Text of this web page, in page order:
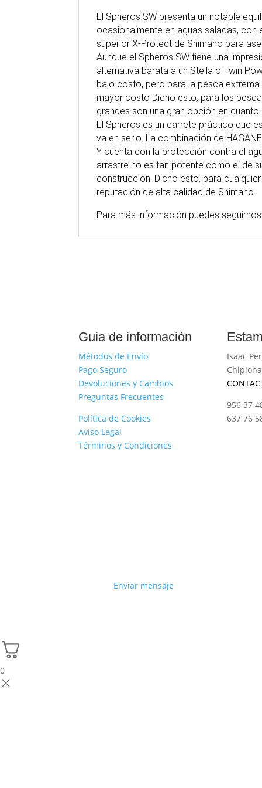
El Spheros SW presenta un notable
ocasionalmente en aguas saladas, con
superior X-Protect de Shimano para
Aunque el Spheros SW tiene una
alternativa barata a un Stella o Twin
bajo costo, pero para la pesca extrema
mayor costo Dicho esto, para los
grandes son una gran opción en
El Spheros es un carrete práctico que
va en serio. La combinación de
Y cuenta con la protección contra el
arrastre no es tan potente como el de
construcción. Dicho esto, para
reputación de alta calidad de Shimano.
Para más información puedes
Guia de información
Métodos de Envío
Pago Seguro
Devoluciones y Cambios
Preguntas Frecuentes
Política de Cookies
Aviso Legal
Términos y Condiciones
Isaac
956 37
637 76
Enviar mensaje
0